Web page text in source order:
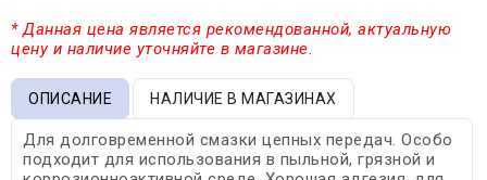
* Данная цена является рекомендованной, актуальную
цену и наличие уточняйте в магазине.
ОПИСАНИЕ НАЛИЧИЕ В МАГАЗИНАХ
Для долговременной смазки цепных передач. Особо
подходит для использования в пыльной, грязной и